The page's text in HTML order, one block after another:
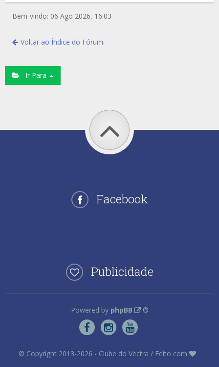
Bem-vindo: 06 Ago 2026, 16:03
Voltar ao Índice do Fórum
Ir Para
Facebook
Publicidade
Powered by phpBB ®
© Copyright 2013-2026 - Clube do Vectra / Feito com